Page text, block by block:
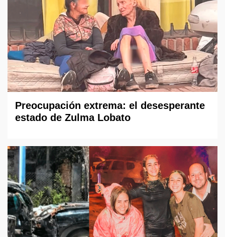
Preocupación extrema: el desesperante
estado de Zulma Lobato